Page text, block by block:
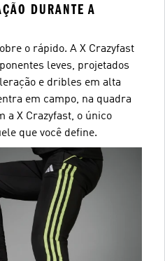
DURANTE A
o rápido. A X Crazyfast
leves, projetados
e dribles em alta
em campo, na quadra
a X Crazyfast, o único
que você define.